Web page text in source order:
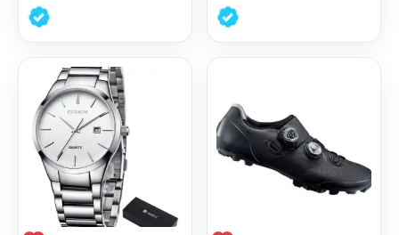
0
de
0
de